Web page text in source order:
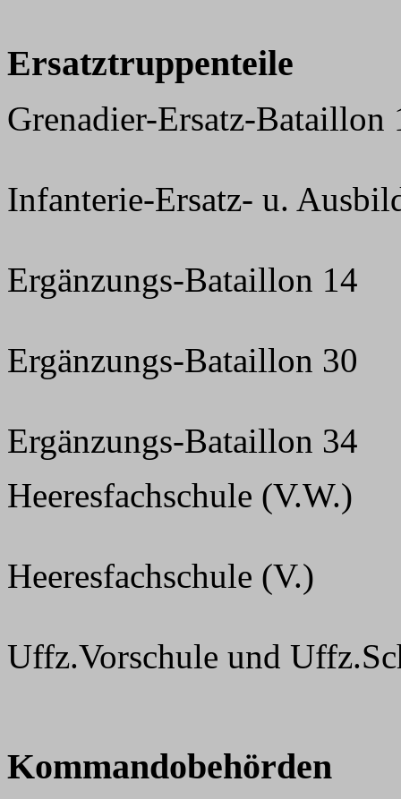
Ersatztruppenteile
Grenadier-Ersatz-Bataillon
Infanterie-Ersatz- u.
Ergänzungs-Bataillon 14
Ergänzungs-Bataillon 30
Ergänzungs-Bataillon 34
Heeresfachschule (V.W.)
Heeresfachschule (V.)
Uffz.Vorschule und
Kommandobehörden